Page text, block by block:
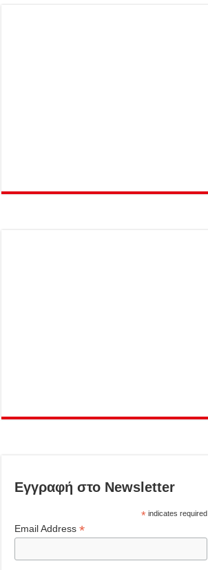
Εγγραφή στο Newsletter
*indicates required
Email Address*